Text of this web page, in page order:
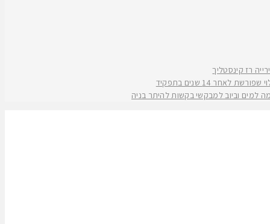
14 שנים בתפקיד
למים וביוב למבקשי בקשות להיתר בניה